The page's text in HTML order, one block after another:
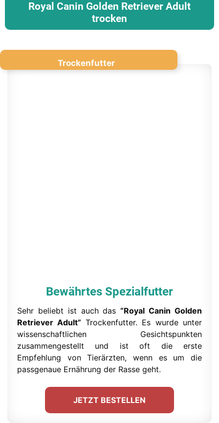
Royal Canin Golden Retriever Adult
trocken
Trockenfutter
Bewährtes Spezialfutter
Sehr beliebt ist auch das“Royal Canin Golden
Retriever Adult” Trockenfutter. Es wurde unter
wissenschaftlichen Gesichtspunkten
zusammengestellt und ist oft die erste
Empfehlung von Tierärzten, wenn es um die
passgenaue Ernährung der Rasse geht.
JETZT BESTELLEN